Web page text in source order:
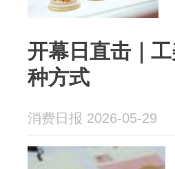
开幕日直击｜
种方式
消费日报 2026-05-29